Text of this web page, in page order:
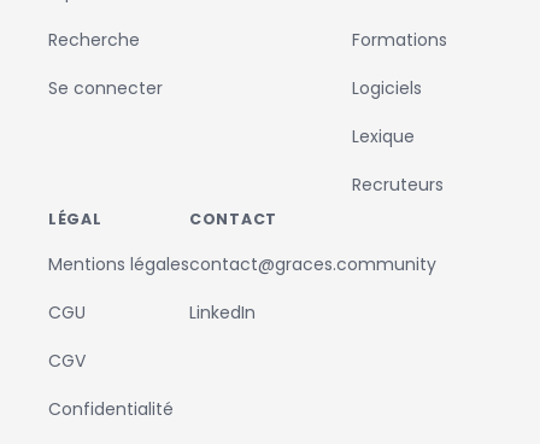
Recherche
Se connecter
Formations
Logiciels
Lexique
Recruteurs
LÉGAL
Mentions légales
CGU
CGV
Confidentialité
CONTACT
contact@graces.community
LinkedIn